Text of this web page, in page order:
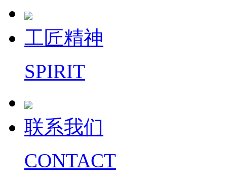
工匠精神
SPIRIT
联系我们
CONTACT